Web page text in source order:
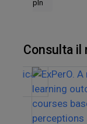
pln
Consulta il